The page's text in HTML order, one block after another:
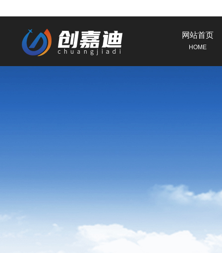
网站首页
HOME